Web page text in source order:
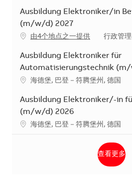
Ausbildung Elektroniker/in
(m/w/d) 2027
由4个地点之一提供 类别
行政管
Ausbildung Elektroniker für
Automatisierungstechnik
地点海德堡, 巴登－符腾堡州, 德国
Ausbildung Elektroniker/-in
(m/w/d) 2026
地点海德堡, 巴登－符腾堡州, 德国
查看更多